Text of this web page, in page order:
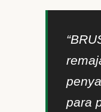
para